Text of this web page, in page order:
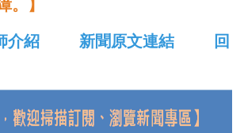
】
介紹 新聞原文連結
回